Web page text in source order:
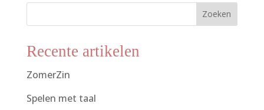
Zoeken
Recente artikelen
ZomerZin
Spelen met taal